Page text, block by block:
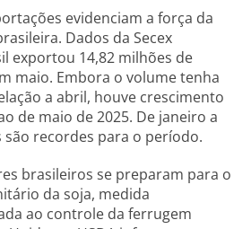
evidenciam a força da
Dados da Secex
exportou 14,82 milhões de
maio. Embora o volume tenha
a abril, houve crescimento
de maio de 2025. De janeiro a
recordes para o período.
brasileiros se preparam para o
da soja, medida
ao controle da ferrugem